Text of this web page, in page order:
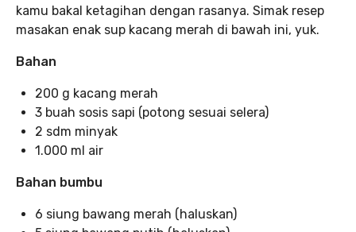
kamu bakal ketagihan dengan rasanya. Simak resep
masakan enak sup kacang merah di bawah ini, yuk.
Bahan
200 g kacang merah
3 buah sosis sapi (potong sesuai selera)
2 sdm minyak
1.000 ml air
Bahan bumbu
6 siung bawang merah (haluskan)